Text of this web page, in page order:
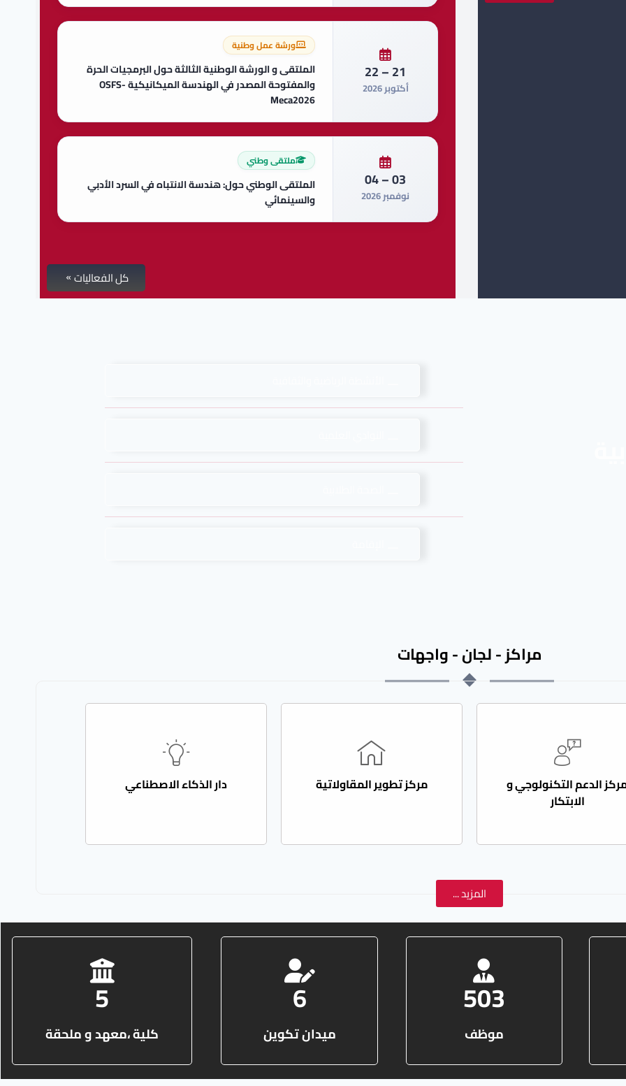
21 – 22
أكتوبر 2026
ورشة عمل وطنية
الملتقى و الورشة الوطنية الثالثة حول البرمجيات الحرة
والمفتوحة المصدر في الهندسة الميكانيكية OSFS-
Meca2026
03 – 04
نوفمبر 2026
ملتقى وطني
الملتقى الوطني حول: هندسة الانتباه في السرد الأدبي
والسينمائي
كل الفعاليات
مراكز - لجان - واجهات
الدعم التكنولوجي و
الابتكار
مركز تطوير المقاولاتية دار الذكاء الاصطناعي
المزيد ...
926
موظف
12
ميدان تكوين
9
كلية ،معهد و ملحقة